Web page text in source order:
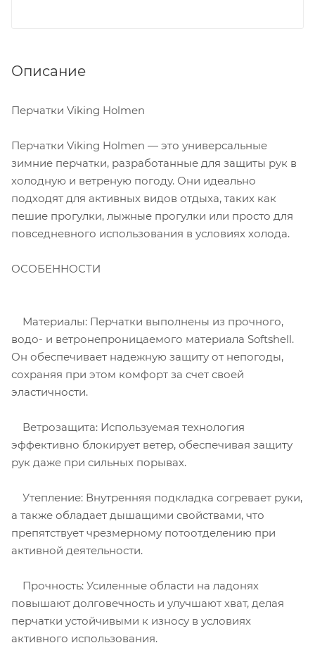
Описание
Перчатки Viking Holmen
Перчатки Viking Holmen — это универсальные
зимние перчатки, разработанные для защиты рук в
холодную и ветреную погоду. Они идеально
подходят для активных видов отдыха, таких как
пешие прогулки, лыжные прогулки или просто для
повседневного использования в условиях холода.
ОСОБЕННОСТИ
Материалы: Перчатки выполнены из прочного,
водо- и ветронепроницаемого материала Softshell.
Он обеспечивает надежную защиту от непогоды,
сохраняя при этом комфорт за счет своей
эластичности.
Ветрозащита: Используемая технология
эффективно блокирует ветер, обеспечивая защиту
рук даже при сильных порывах.
Утепление: Внутренняя подкладка согревает руки,
а также обладает дышащими свойствами, что
препятствует чрезмерному потоотделению при
активной деятельности.
Прочность: Усиленные области на ладонях
повышают долговечность и улучшают хват, делая
перчатки устойчивыми к износу в условиях
активного использования.